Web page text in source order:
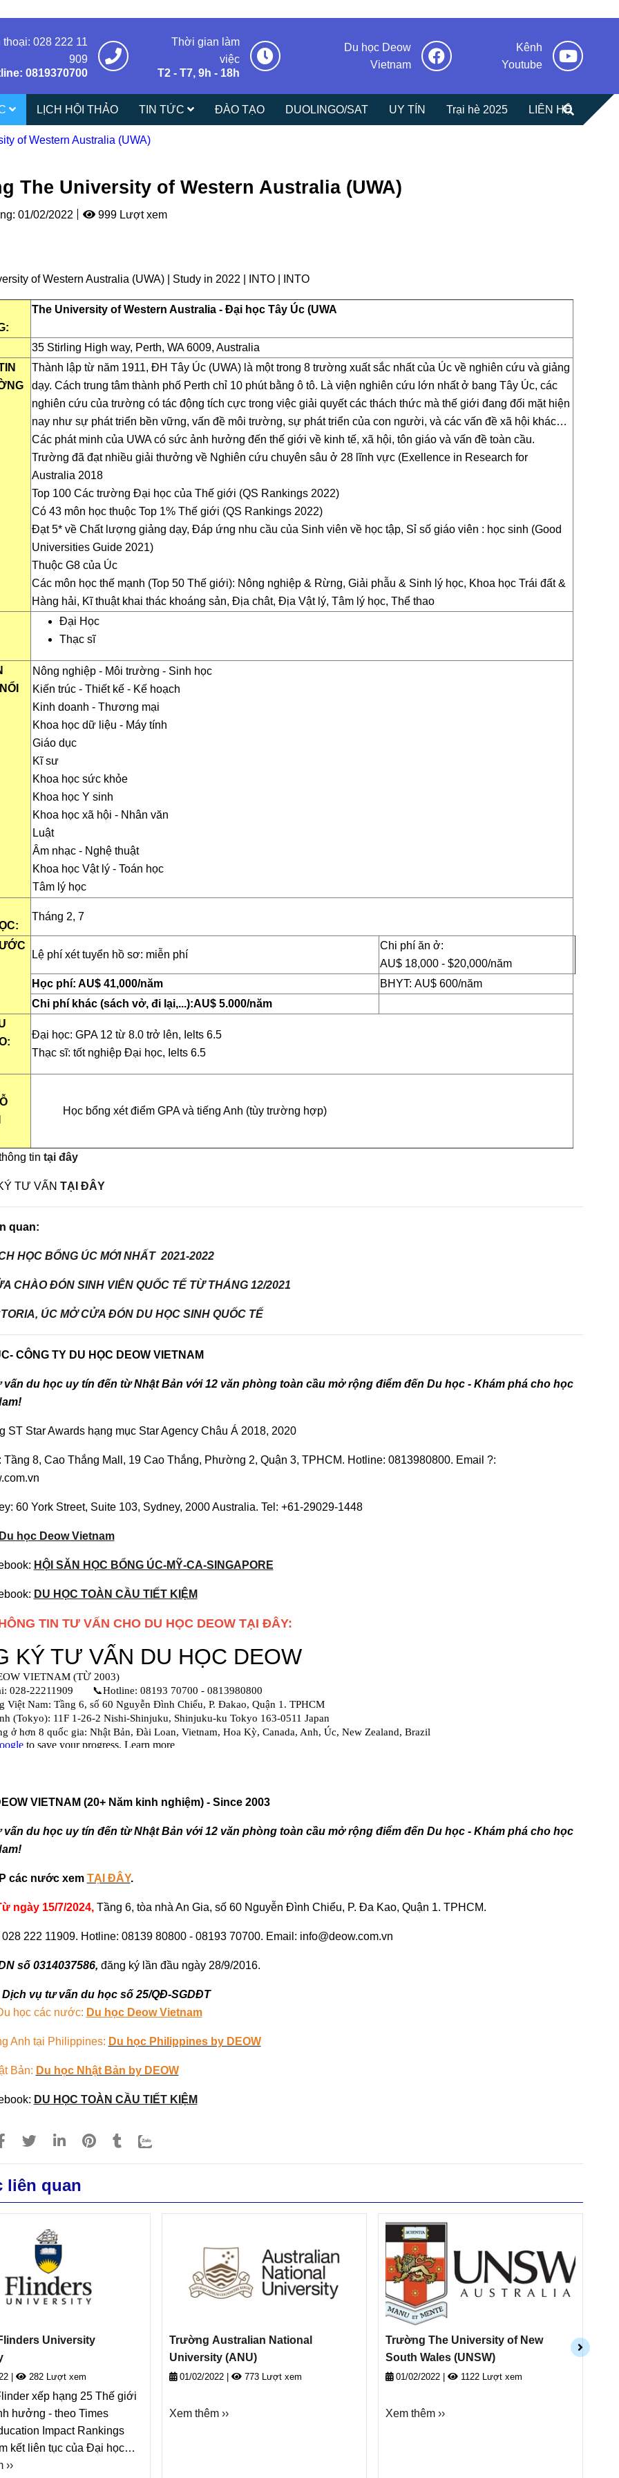
028 222 11
909
0819370700
Thời gian làm
việc
T2 - T7, 9h - 18h
Du học Deow
Vietnam
Kênh
Youtube
LỊCH HỘI THẢO TIN TỨC ĐÀO TẠO DUOLINGO/SAT UY TÍN Trại hè 2025 LIÊN HỆ
of Western Australia (UWA)
The University of Western Australia (UWA)
01/02/2022 999 Lượt xem
The University of Western Australia - Đại học Tây Úc (UWA
35 Stirling High way, Perth, WA 6009, Australia
Thành lập từ năm 1911, ĐH Tây Úc (UWA) là một trong 8 trường xuất sắc nhất của Úc về nghiên cứu và giảng
dạy. Cách trung tâm thành phố Perth chỉ 10 phút bằng ô tô. Là viện nghiên cứu lớn nhất ở bang Tây Úc, các
nghiên cứu của trường có tác động tích cực trong việc giải quyết các thách thức mà thế giới đang đối mặt hiện
nay như sự phát triển bền vững, vấn đề môi trường, sự phát triển của con người, và các vấn đề xã hội khác…
Các phát minh của UWA có sức ảnh hưởng đến thế giới về kinh tế, xã hội, tôn giáo và vấn đề toàn cầu.
Trường đã đạt nhiều giải thưởng về Nghiên cứu chuyên sâu ở 28 lĩnh vực (Exellence in Research for
Australia 2018
Top 100 Các trường Đại học của Thế giới (QS Rankings 2022)
Có 43 môn học thuộc Top 1% Thế giới (QS Rankings 2022)
Đạt 5* về Chất lượng giảng dạy, Đáp ứng nhu cầu của Sinh viên về học tập, Sỉ số giáo viên : học sinh (Good
Universities Guide 2021)
Thuộc G8 của Úc
Các môn học thế mạnh (Top 50 Thế giới): Nông nghiệp & Rừng, Giải phẫu & Sinh lý học, Khoa học Trái đất &
Hàng hải, Kĩ thuật khai thác khoáng sản, Địa chât, Địa Vật lý, Tâm lý học, Thể thao
Đại Học
Thạc sĩ
Nông nghiệp - Môi trường - Sinh học
Kiến trúc - Thiết kế - Kế hoạch
Kinh doanh - Thương mại
Khoa họcdữ liệu - Máy tính
Giáo dục
Kĩ sư
Khoa học sức khỏe
Khoa học Y sinh
Khoa học xã hội - Nhân văn
Luật
Âm nhạc - Nghệ thuật
Khoa học Vật lý - Toán học
Tâm lý học
Tháng 2, 7
Lệ phí xét tuyển hồ sơ: miễn phí
Chi phí ăn ở:
AU$18,000 - $20,000/năm
Học phí: AU$41,000/năm BHYT: AU$600/năm
Chi phí khác (sách vở, đi lại,...):AU$5.000/năm
Đại học: GPA 12 từ 8.0 trở lên, Ielts 6.5
Thạc sĩ: tốt nghiệp Đại học, Ielts 6.5
Học bổng xét điểm GPA và tiếng Anh (tùy trường hợp)
tin tại đây
TƯ VẤN TẠI ĐÂY
quan:
HỌC BỔNG ÚC MỚI NHẤT 2021-2022
CHÀO ĐÓN SINH VIÊN QUỐC TẾ TỪ THÁNG 12/2021
ÚC MỞ CỬA ĐÓN DU HỌC SINH QUỐC TẾ
CÔNG TY DU HỌC DEOW VIETNAM
vấn du học uy tín đến từ Nhật Bản với 12 văn phòng toàn cầu mở rộng điểm đến Du học - Khám phá cho học
ST Star Awards hạng mục Star Agency Châu Á 2018, 2020
Tầng 8, Cao Thắng Mall, 19 Cao Thắng, Phường 2, Quận 3, TPHCM. Hotline: 0813980800. Email ?:
60 York Street, Suite 103, Sydney, 2000 Australia. Tel: +61-29029-1448
Du học Deow Vietnam
HỘI SĂN HỌC BỔNG ÚC-MỸ-CA-SINGAPORE
DU HỌC TOÀN CẦU TIẾT KIỆM
TIN TƯ VẤN CHO DU HỌC DEOW TẠI ĐÂY:
VIETNAM (20+ Năm kinh nghiệm) - Since 2003
vấn du học uy tín đến từ Nhật Bản với 12 văn phòng toàn cầu mở rộng điểm đến Du học - Khám phá cho học
các nước xem TẠI ĐÂY.
ngày 15/7/2024,Tầng 6, tòa nhà An Gia, số 60 Nguyễn Đình Chiểu, P. Đa Kao, Quận 1. TPHCM.
222 11909. Hotline: 08139 80800 - 08193 70700. Email: info@deow.com.vn
số 0314037586, đăng ký lần đầu ngày 28/9/2016.
vụ tư vấn du học số 25/QĐ-SGDĐT
học các nước: Du học Deow Vietnam
Anh tại Philippines: Du học Philippines by DEOW
Bản: Du học Nhật Bản by DEOW
DU HỌC TOÀN CẦU TIẾT KIỆM
liên quan
University
| 282 Lượt xem
xếp hạng 25 Thế giới
hưởng - theo Times
Impact Rankings
kết liên tục của Đại học
với tính bền vững, khả
Trường Australian National
University (ANU)
01/02/2022 | 773 Lượt xem
Xem thêm ››
Trường The University of New
South Wales (UNSW)
01/02/2022 | 1122 Lượt xem
Xem thêm ››